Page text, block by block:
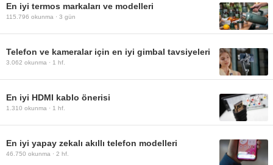
En iyi termos markaları ve modelleri
115.796 okunma · 3 gün
Telefon ve kameralar için en iyi gimbal tavsiyeleri
3.062 okunma · 1 hf.
En iyi HDMI kablo önerisi
1.310 okunma · 1 hf.
En iyi yapay zekalı akıllı telefon modelleri
46.750 okunma · 2 hf.